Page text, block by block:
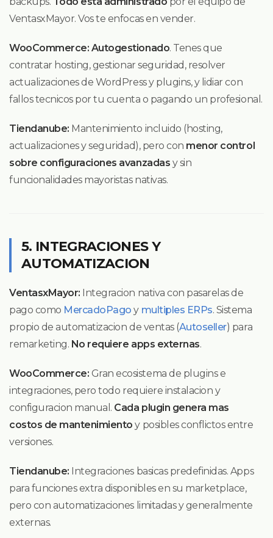
VentasxMayor. Vos te enfocas en vender.
WooCommerce: Autogestionado. Tenes que
contratar hosting, gestionar seguridad, resolver
actualizaciones de WordPress y plugins, y lidiar con
fallos tecnicos por tu cuenta o pagando un profesional.
Tiendanube: Mantenimiento incluido (hosting,
actualizaciones y seguridad), pero con menor control
sobre configuraciones avanzadas y sin
funcionalidades mayoristas nativas.
5. INTEGRACIONES Y
AUTOMATIZACION
VentasxMayor: Integracion nativa con pasarelas de
pago como MercadoPago y multiples ERPs. Sistema
propio de automatizacion de ventas (Autoseller) para
remarketing. No requiere apps externas.
WooCommerce: Gran ecosistema de plugins e
integraciones, pero todo requiere instalacion y
configuracion manual. Cada plugin genera mas
costos de mantenimiento y posibles conflictos entre
versiones.
Tiendanube: Integraciones basicas predefinidas. Apps
para funciones extra disponibles en su marketplace,
pero con automatizaciones limitadas y generalmente
externas.